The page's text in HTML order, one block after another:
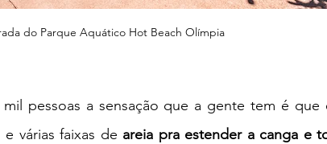
do Parque Aquático Hot Beach Olímpia
pessoas a sensação que a gente tem é que
várias faixas de areia pra estender a canga e